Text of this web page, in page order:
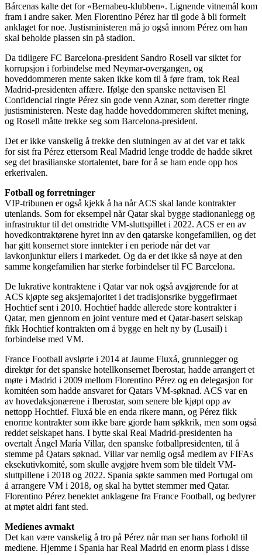
Bárcenas kalte det for «Bernabeu-klubben». Lignende vitnemål kom
fram i andre saker. Men Florentino Pérez har til gode å bli formelt
anklaget for noe. Justisministeren må jo også innom Pérez om han
skal beholde plassen sin på stadion.
Da tidligere FC Barcelona-president Sandro Rosell var siktet for
korrupsjon i forbindelse med Neymar-overgangen, og
hoveddommeren mente saken ikke kom til å føre fram, tok Real
Madrid-presidenten affære. Ifølge den spanske nettavisen El
Confidencial ringte Pérez sin gode venn Aznar, som deretter ringte
justisministeren. Neste dag hadde hoveddommeren skiftet mening,
og Rosell måtte trekke seg som Barcelona-president.
Det er ikke vanskelig å trekke den slutningen av at det var et takk
for sist fra Pérez ettersom Real Madrid lenge trodde de hadde sikret
seg det brasilianske stortalentet, bare for å se ham ende opp hos
erkerivalen.
Fotball og forretninger
VIP-tribunen er også kjekk å ha når ACS skal lande kontrakter
utenlands. Som for eksempel når Qatar skal bygge stadionanlegg og
infrastruktur til det omstridte VM-sluttspillet i 2022. ACS er en av
hovedkontraktørene hyret inn av den qatarske kongefamilien, og det
har gitt konsernet store inntekter i en periode når det var
lavkonjunktur ellers i markedet. Og da er det ikke så nøye at den
samme kongefamilien har sterke forbindelser til FC Barcelona.
De lukrative kontraktene i Qatar var nok også avgjørende for at
ACS kjøpte seg aksjemajoritet i det tradisjonsrike byggefirmaet
Hochtief sent i 2010. Hochtief hadde allerede store kontrakter i
Qatar, men gjennom en joint venture med et Qatar-basert selskap
fikk Hochtief kontrakten om å bygge en helt ny by (Lusail) i
forbindelse med VM.
France Football avslørte i 2014 at Jaume Fluxá, grunnlegger og
direktør for det spanske hotellkonsernet Iberostar, hadde arrangert et
møte i Madrid i 2009 mellom Florentino Pérez og en delegasjon for
komitéen som hadde ansvaret for Qatars VM-søknad. ACS var en
av hovedaksjonærene i Iberostar, som senere ble kjøpt opp av
nettopp Hochtief. Fluxá ble en enda rikere mann, og Pérez fikk
enorme kontrakter som ikke bare gjorde ham søkkrik, men som også
reddet selskapet hans. I bytte skal Real Madrid-presidenten ha
overtalt Ángel María Villar, den spanske fotballpresidenten, til å
stemme på Qatars søknad. Villar var nemlig også medlem av FIFAs
eksekutivkomité, som skulle avgjøre hvem som ble tildelt VM-
sluttpillene i 2018 og 2022. Spania søkte sammen med Portugal om
å arrangere VM i 2018, og skal ha byttet stemmer med Qatar.
Florentino Pérez benektet anklagene fra France Football, og bedyrer
at møtet aldri fant sted.
Medienes avmakt
Det kan være vanskelig å tro på Pérez når man ser hans forhold til
mediene. Hjemme i Spania har Real Madrid en enorm plass i disse